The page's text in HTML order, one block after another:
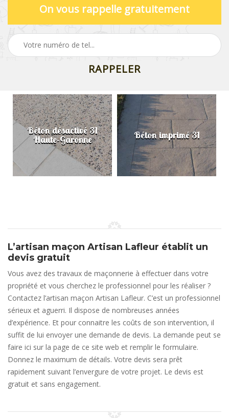
On vous rappelle gratuitement
Béton désactivé 31
Haute-Garonne Béton imprimé 31
L’artisan maçon Artisan Lafleur établit un
devis gratuit
Vous avez des travaux de maçonnerie à effectuer dans votre
propriété et vous cherchez le professionnel pour les réaliser ?
Contactez l’artisan maçon Artisan Lafleur. C’est un professionnel
sérieux et aguerri. Il dispose de nombreuses années
d’expérience. Et pour connaitre les coûts de son intervention, il
suffit de lui envoyer une demande de devis. La demande peut se
faire ici sur la page de ce site web et remplir le formulaire.
Donnez le maximum de détails. Votre devis sera prêt
rapidement suivant l’envergure de votre projet. Le devis est
gratuit et sans engagement.